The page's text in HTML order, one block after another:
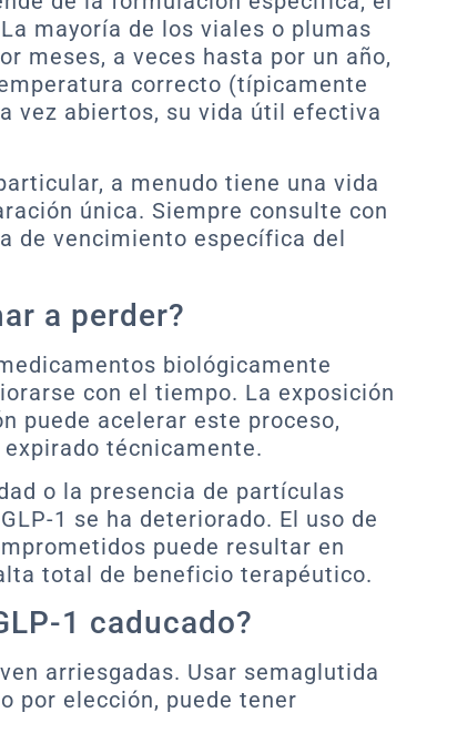
mayoría de los viales o plumas
meses, a veces hasta por un año,
correcto (típicamente
vez abiertos, su vida útil efectiva
a menudo tiene una vida
única. Siempre consulte con
de vencimiento específica del
a perder?
biológicamente
con el tiempo. La exposición
puede acelerar este proceso,
técnicamente.
o la presencia de partículas
1 se ha deteriorado. El uso de
puede resultar en
total de beneficio terapéutico.
1 caducado?
arriesgadas. Usar semaglutida
por elección, puede tener